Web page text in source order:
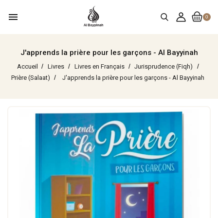
0
menu
J'apprends la prière pour les garçons - Al Bayyinah
Accueil Livres Livres en Français
Jurisprudence (Fiqh)
Prière (Salaat)
J'apprends la prière pour les garçons - Al Bayyinah